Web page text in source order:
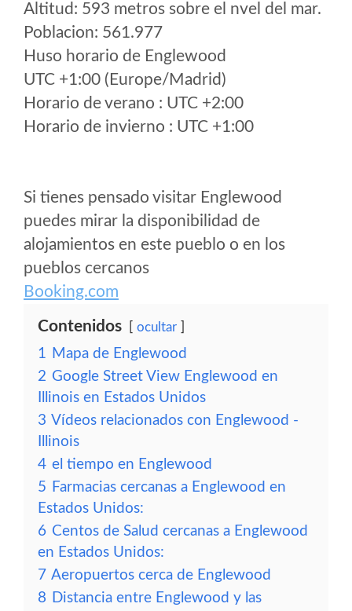
Altitud: 593 metros sobre el nvel del mar.
Poblacion: 561.977
Huso horario de Englewood
UTC +1:00 (Europe/Madrid)
Horario de verano : UTC +2:00
Horario de invierno : UTC +1:00
Si tienes pensado visitar Englewood
puedes mirar la disponibilidad de
alojamientos en este pueblo o en los
pueblos cercanos
Booking.com
Contenidos ocultar
1 Mapa de Englewood
2 Google Street View Englewood en
Illinois en Estados Unidos
3 Vídeos relacionados con Englewood -
Illinois
4 el tiempo en Englewood
5 Farmacias cercanas a Englewood en
Estados Unidos:
6 Centos de Salud cercanas a Englewood
en Estados Unidos:
7 Aeropuertos cerca de Englewood
8 Distancia entre Englewood y las